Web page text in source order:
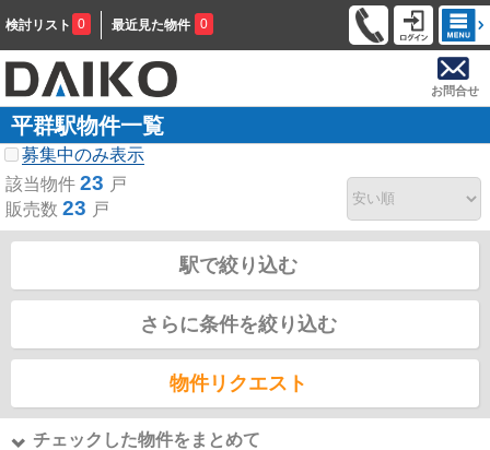
検討リスト 0 最近見た物件 0
お問合せ
平群駅物件一覧
募集中のみ表示
該当物件 23 戸
販売数 23 戸
駅で絞り込む
さらに条件を絞り込む
物件リクエスト
チェックした物件をまとめて